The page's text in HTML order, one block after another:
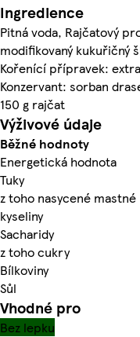
Ingredience
Pitná voda, Rajčatový
modifikovaný kukuřičný
Kořenící přípravek:
Konzervant: sorban
150 g rajčat
Výživové údaje
Běžné hodnoty
Energetická hodnota
Tuky
z toho nasycené mastné
kyseliny
Sacharidy
z toho cukry
Bílkoviny
Sůl
Vhodné pro
Bez lepku